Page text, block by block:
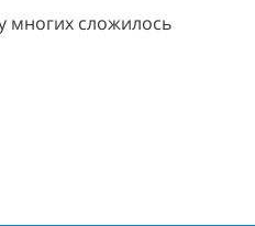
многих сложилось